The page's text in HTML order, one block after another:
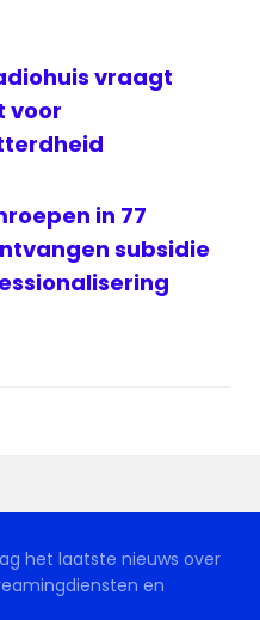
vraagt
voor
in 77
subsidie
het laatste nieuws over
en